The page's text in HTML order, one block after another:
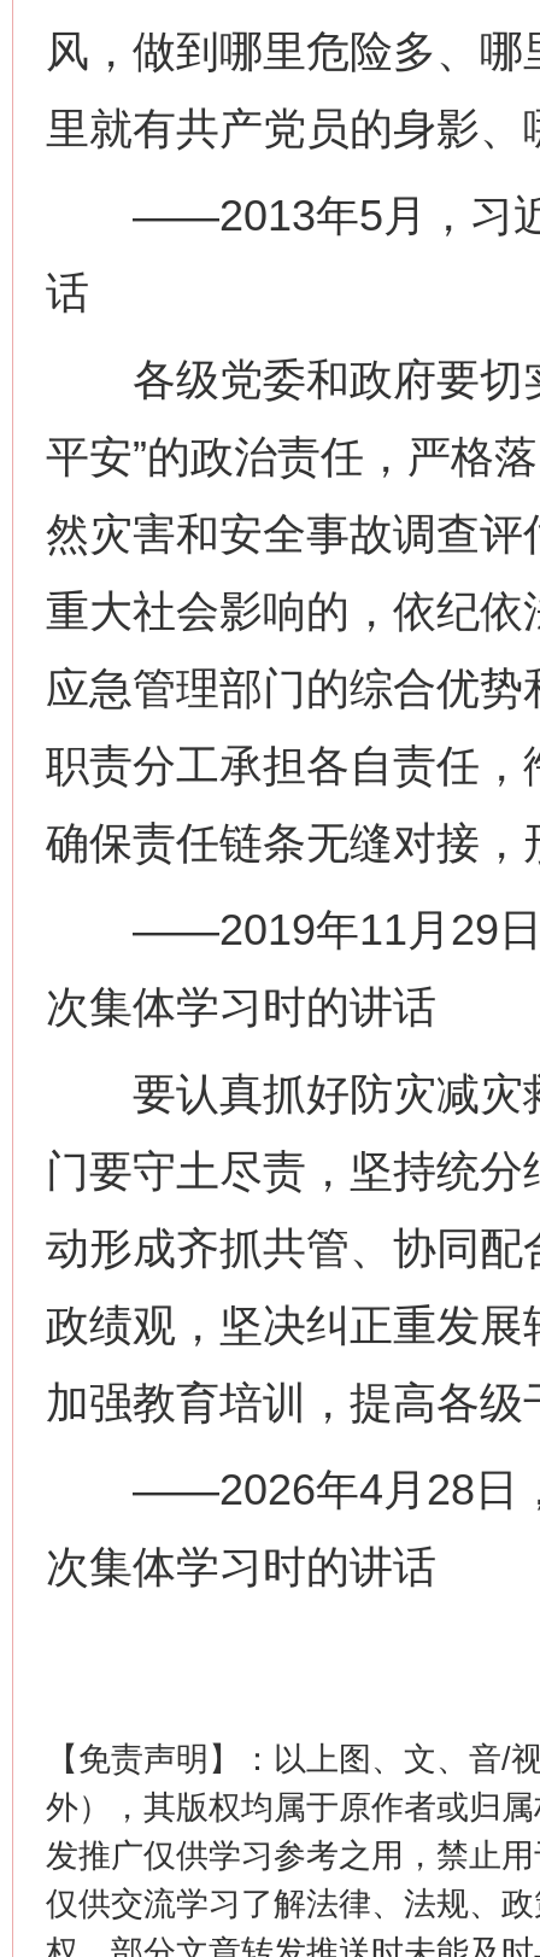
风，做到哪里危险多、
里就有共产党员的身影
——2013年5月，习近
话
各级党委和政府要切
平安”的政治责任，严格
然灾害和安全事故调查
重大社会影响的，依纪
应急管理部门的综合优
职责分工承担各自责任，
确保责任链条无缝对接，
——2019年11月29日
次集体学习时的讲话
要认真抓好防灾减灾
门要守土尽责，坚持统
动形成齐抓共管、协同
政绩观，坚决纠正重发
加强教育培训，提高各
——2026年4月28日，
次集体学习时的讲话
【免责声明】：以上图、文、音/
外），其版权均属于原作者或归
发推广仅供学习参考之用，禁止
仅供交流学习了解法律、法规、
网上购药对药下症？